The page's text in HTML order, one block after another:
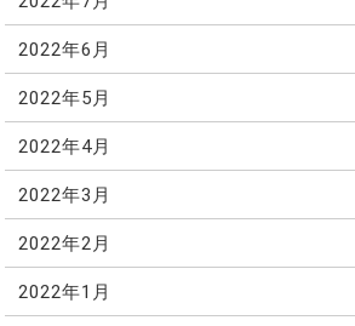
2022年6月
2022年5月
2022年4月
2022年3月
2022年2月
2022年1月